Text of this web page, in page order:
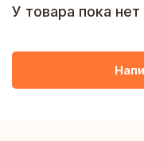
У товара пока